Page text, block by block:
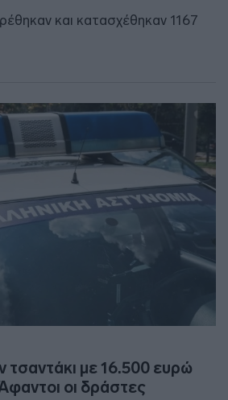
και κατασχέθηκαν 1167
τσαντάκι με 16.500 ευρώ
οι δράστες